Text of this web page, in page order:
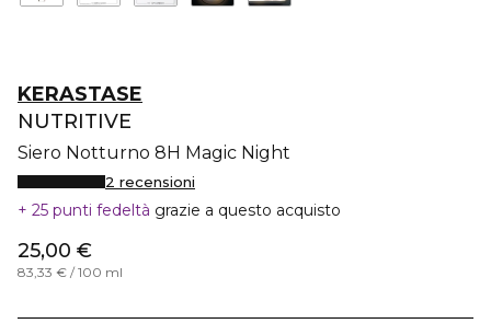
KERASTASE
NUTRITIVE
Siero Notturno 8H Magic Night
2 recensioni
25 punti fedeltà grazie a questo acquisto
25,00 €
83,33 € / 100 ml